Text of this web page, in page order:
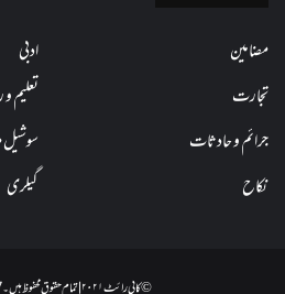
مضامین
ادبی
تجارت
تعلیم
جرائم و حادثات
سوشیل
نکاح
گیلری
© کاپی رائٹ ۲۰۲۱ | تمام حقوق محفوظ ہیں۔ 24x7 منصف نیوز